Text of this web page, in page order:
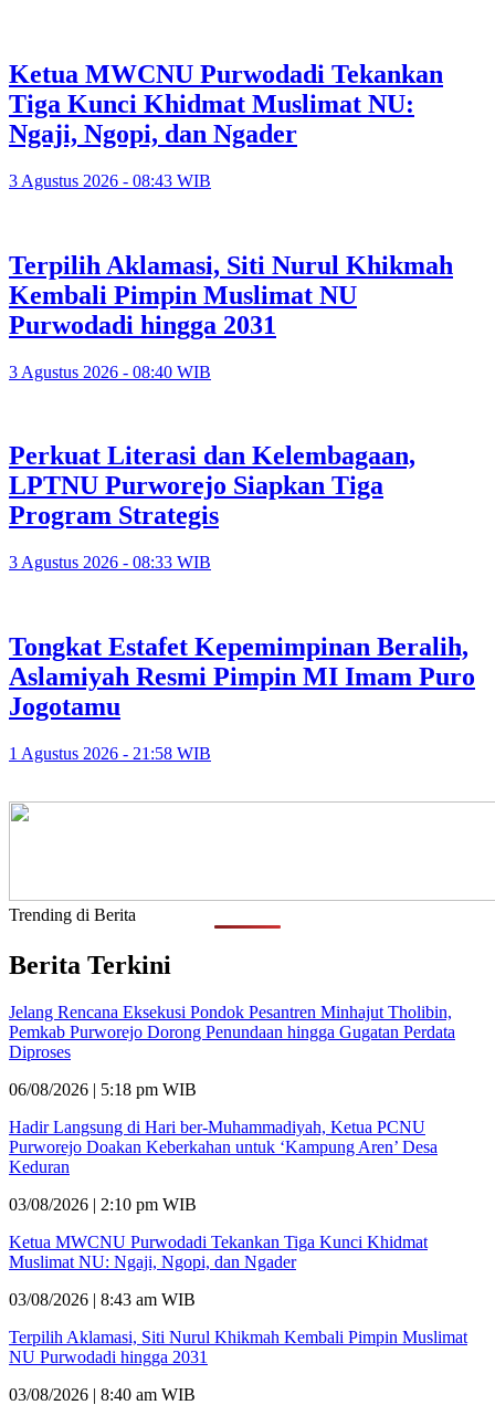
Ketua MWCNU Purwodadi Tekankan
Tiga Kunci Khidmat Muslimat NU:
Ngaji, Ngopi, dan Ngader
3 Agustus 2026 - 08:43 WIB
Terpilih Aklamasi, Siti Nurul Khikmah
Kembali Pimpin Muslimat NU
Purwodadi hingga 2031
3 Agustus 2026 - 08:40 WIB
Perkuat Literasi dan Kelembagaan,
LPTNU Purworejo Siapkan Tiga
Program Strategis
3 Agustus 2026 - 08:33 WIB
Tongkat Estafet Kepemimpinan Beralih,
Aslamiyah Resmi Pimpin MI Imam Puro
Jogotamu
1 Agustus 2026 - 21:58 WIB
Trending di Berita
Berita Terkini
Jelang Rencana Eksekusi Pondok Pesantren Minhajut Tholibin,
Pemkab Purworejo Dorong Penundaan hingga Gugatan Perdata
Diproses
06/08/2026 | 5:18 pm WIB
Hadir Langsung di Hari ber-Muhammadiyah, Ketua PCNU
Purworejo Doakan Keberkahan untuk ‘Kampung Aren’ Desa
Keduran
03/08/2026 | 2:10 pm WIB
Ketua MWCNU Purwodadi Tekankan Tiga Kunci Khidmat
Muslimat NU: Ngaji, Ngopi, dan Ngader
03/08/2026 | 8:43 am WIB
Terpilih Aklamasi, Siti Nurul Khikmah Kembali Pimpin Muslimat
NU Purwodadi hingga 2031
03/08/2026 | 8:40 am WIB